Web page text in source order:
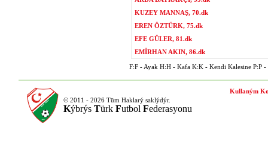
KUZEY MANNAŞ, 70.dk
EREN ÖZTÜRK, 75.dk
EFE GÜLER, 81.dk
EMİRHAN AKIN, 86.dk
F:F - Ayak H:H - Kafa K:K - Kendi Kalesine P:P -
© 2011 - 2026 Tüm Haklarý saklýdýr.
Kýbrýs Türk Futbol Federasyonu
Kullaným